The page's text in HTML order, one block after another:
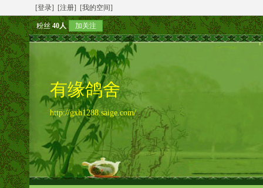
[登录] [注册] [我的空间]
粉丝40人 加关注
有缘鸽舍
http://gxh1288.saige.com/